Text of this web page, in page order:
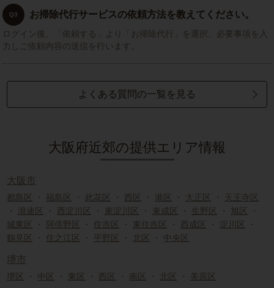
Q3 お掃除代行サービスの依頼方法を教えてください。
ログイン後、「依頼する」より「お掃除代行」を選択、必要事項を入
力しご依頼内容の送信を行います。
よくある質問の一覧を見る
大阪府近郊の提供エリア情報
大阪市
都島区 ・ 福島区 ・ 此花区 ・ 西区 ・ 港区 ・ 大正区 ・
天王寺区
・ 浪速区 ・ 西淀川区 ・ 東淀川区 ・ 東成区 ・ 生野区 ・ 旭区
・
城東区
・ 阿倍野区 ・ 住吉区 ・ 東住吉区 ・ 西成区 ・ 淀川区
・
鶴見区
・ 住之江区 ・ 平野区 ・ 北区 ・ 中央区
堺市
堺区 ・ 中区 ・ 東区 ・ 西区 ・ 南区 ・ 北区 ・ 美原区